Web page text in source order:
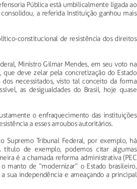
Pública está umbilicalmente ligada ao
a referida Instituição ganhou mais
constitucional de resistência dos direitos
Ministro Gilmar Mendes, em seu voto na
deve zelar pela concretização do Estado
necessitados, visto tal conceito da forma
as desigualdades do Brasil, hoje quase
o enfraquecimento das instituições
a esses arroubos autoritários.
Supremo Tribunal Federal, por exemplo, há
título de exemplo, podemos citar algumas
é a chamada reforma administrativa (PEC
manto de “modernizar” o Estado brasileiro,
sua independência e ameaçando a principal